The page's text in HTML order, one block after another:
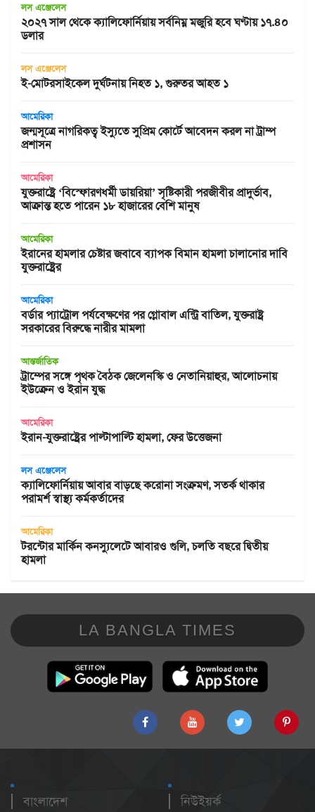
লস এঞ্জেলেস
২০২৭ সাল থেকে ক্যালিফোর্নিয়ায় সর্বনিম্ন মজুরি হবে ঘণ্টায় ১৭.৪০
ডলার
লস এঞ্জেলেস
ই-মোটরসাইকেল দুর্ঘটনায় নিহত ১, গুরুতর আহত ১
আমেরিকা
জন্মসূত্রে নাগরিকত্ব ইস্যুতে সুপ্রিম কোর্টে আবেদন করল না ট্রাম্প
প্রশাসন
আমেরিকা
যুক্তরাষ্ট্রে ‘বিস্ফোরণধর্মী ডায়রিয়া’ সৃষ্টিকারী পরজীবীর প্রাদুর্ভাব,
আক্রান্ত হতে পারেন ১৮ হাজারের বেশি মানুষ
আমেরিকা
ইরানের হামলার চেষ্টার জবাবে ব্যাপক বিমান হামলা চালানোর দাবি
যুক্তরাষ্ট্রের
আমেরিকা
বর্ডার প্যাট্রোল পর্যবেক্ষণের পর গ্লোবাল এন্ট্রি বাতিল, যুক্তরাষ্ট্র
সরকারের বিরুদ্ধে নারীর মামলা
আন্তর্জাতিক
ট্রাম্পের সঙ্গে পৃথক বৈঠক জেলেনস্কি ও নেতানিয়াহুর, আলোচনায়
ইউক্রেন ও ইরান যুদ্ধ
আমেরিকা
ইরান-যুক্তরাষ্ট্রের পাল্টাপাল্টি হামলা, ফের উত্তেজনা
লস এঞ্জেলেস
ক্যালিফোর্নিয়ায় আবার বাড়ছে করোনা সংক্রমণ, সতর্ক থাকার
পরামর্শ স্বাস্থ্য কর্মকর্তাদের
আমেরিকা
টরন্টোর মার্কিন কনস্যুলেটে আবারও গুলি, চলতি বছরে দ্বিতীয়
হামলা
LA BANGLA TIMES
বাংলাদেশ
নিউইয়র্ক